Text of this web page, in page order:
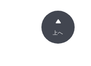
上へ